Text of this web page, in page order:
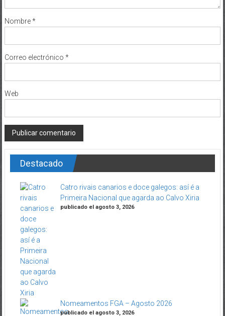
Nombre*
Correo electrónico *
Web
Destacado
Catro rivais canarios e doce galegos: así é a
Primeira Nacional que agarda ao Calvo Xiria
publicado el agosto 3, 2026
Nomeamentos FGA – Agosto 2026
publicado el agosto 3, 2026